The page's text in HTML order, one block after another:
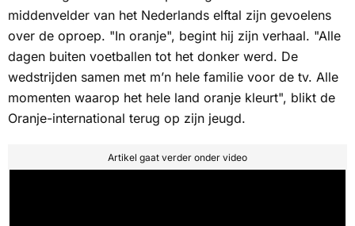
middenvelder van het Nederlands elftal zijn gevoelens
over de oproep. "In oranje", begint hij zijn verhaal. "Alle
dagen buiten voetballen tot het donker werd. De
wedstrijden samen met m’n hele familie voor de tv. Alle
momenten waarop het hele land oranje kleurt", blikt de
Oranje-international terug op zijn jeugd.
Artikel gaat verder onder video